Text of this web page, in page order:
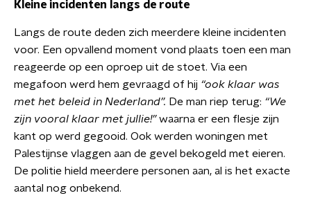
Kleine incidenten langs de route
Langs de route deden zich meerdere kleine incidenten
voor. Een opvallend moment vond plaats toen een man
reageerde op een oproep uit de stoet. Via een
megafoon werd hem gevraagd of hij “ook klaar was
met het beleid in Nederland”. De man riep terug: “We
zijn vooral klaar met jullie!”waarna er een flesje zijn
kant op werd gegooid. Ook werden woningen met
Palestijnse vlaggen aan de gevel bekogeld met eieren.
De politie hield meerdere personen aan, al is het exacte
aantal nog onbekend.